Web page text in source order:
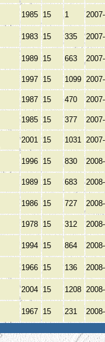
1985 15 1
1983 15 335
1989 15 663
1997 15 1099
1987 15 470
1985 15 377
2001 15 1031
1996 15 830
1989 15 683
1986 15 727
1978 15 312
1994 15 864
1966 15 136
2004 15 1208
1967 15 231